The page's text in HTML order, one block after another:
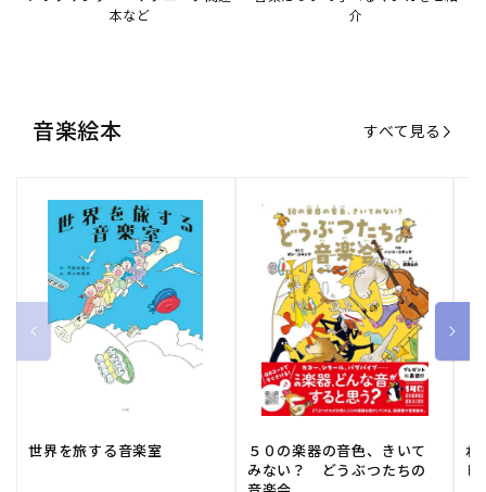
本など
介
音楽絵本 すべて見る
世界を旅する音楽室
５０の楽器の音色、きいて
みない？ どうぶつたちの
ね